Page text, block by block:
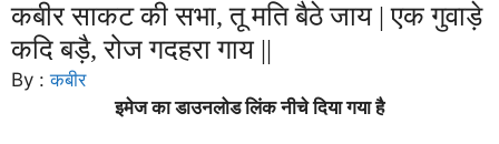
कबीर साकट की सभा, तू मति बैठे जाय | एक गुवाड़े
कदि बड़ै, रोज गदहरा गाय ||
By :कबीर
इमेज का डाउनलोड लिंक नीचे दिया गया है